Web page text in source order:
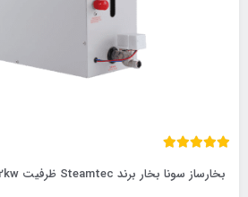
بخارساز سونا بخار برند Steamtec ظرفیت 12kw